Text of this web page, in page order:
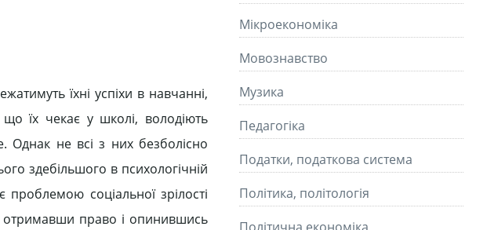
їхні успіхи в навчанні,
їх чекає у школі, володіють
Однак не всі з них безболісно
здебільшого в психологічній
соціальної зрілості
отримавши право і опинившись
Мікроекономіка
Мовознавство
Музика
Педагогіка
Податки, податкова система
Політика, політологія